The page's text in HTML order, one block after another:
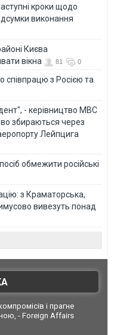
кроки щодо
виконання
Києва
вікна
81 0
співпрацю з Росією та
- керівництво МВС
збираються через
Лейпцига
обмежити російські
з Краматорська,
вивезуть понад
і прагне
- Foreign Affairs